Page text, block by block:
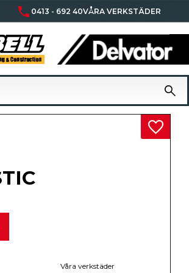
phone 0413 - 692 40VÅRA VERKSTÄDER
Lägg
Våra verkstäder